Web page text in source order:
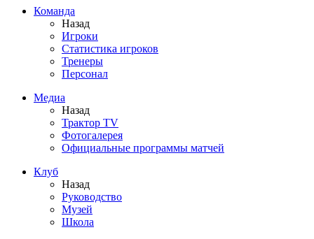
Команда
Назад
Игроки
Статистика игроков
Тренеры
Персонал
Медиа
Назад
Трактор TV
Фотогалерея
Официальные программы матчей
Клуб
Назад
Руководство
Музей
Школа